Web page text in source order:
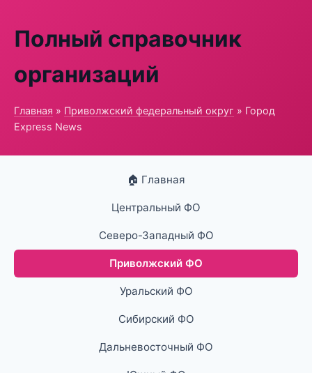
Полный справочник
организаций
Главная » Приволжский федеральный округ » Город
Express News
🏠 Главная
Центральный ФО
Северо-Западный ФО
Приволжский ФО
Уральский ФО
Сибирский ФО
Дальневосточный ФО